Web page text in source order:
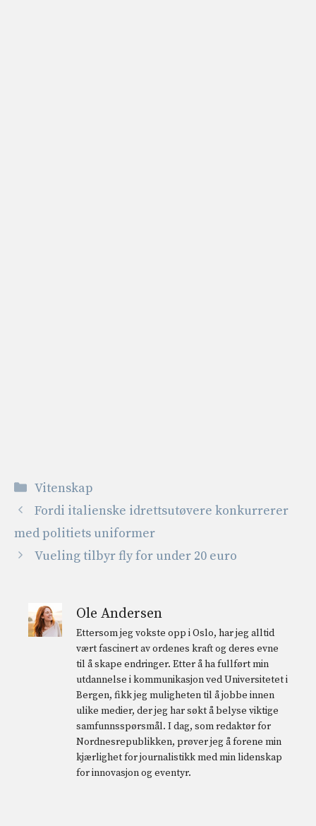
Kategorier
Vitenskap
Fordi italienske idrettsutøvere konkurrerer
med politiets uniformer
Vueling tilbyr fly for under 20 euro
Ole Andersen
Ettersom jeg vokste opp i Oslo, har jeg alltid
vært fascinert av ordenes kraft og deres evne
til å skape endringer. Etter å ha fullført min
utdannelse i kommunikasjon ved Universitetet i
Bergen, fikk jeg muligheten til å jobbe innen
ulike medier, der jeg har søkt å belyse viktige
samfunnsspørsmål. I dag, som redaktør for
Nordnesrepublikken, prøver jeg å forene min
kjærlighet for journalistikk med min lidenskap
for innovasjon og eventyr.